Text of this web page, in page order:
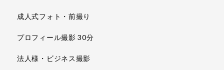
成人式フォト・前撮り
プロフィール撮影 30分
法人様・ビジネス撮影